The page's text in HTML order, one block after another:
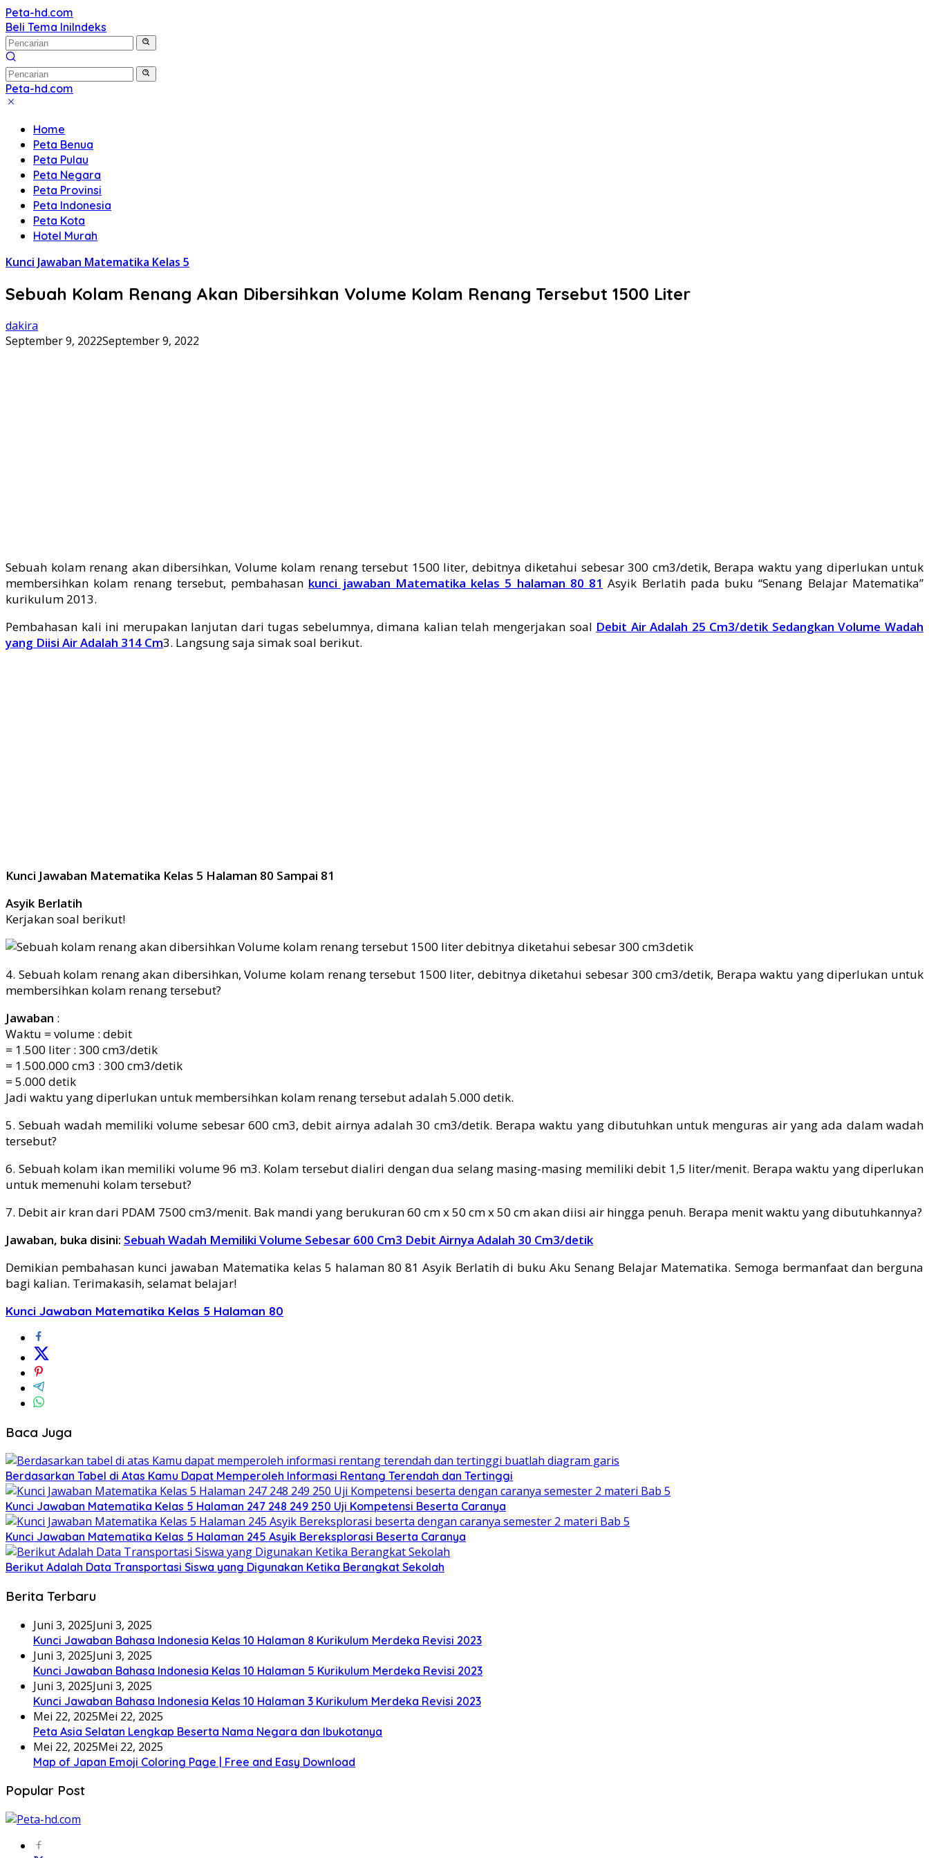
Langsung
ke
konten
Peta-hd.com
Kumpulan
Gambar
Peta
HD
Beli Tema IniIndeks
Peta-hd.com
Kumpulan
Peta
HD
Home
Peta Benua
Peta Pulau
Peta Negara
Peta Provinsi
Peta Indonesia
Peta Kota
Hotel Murah
Kunci Jawaban Matematika Kelas 5
Sebuah Kolam Renang Akan Dibersihkan Volume Kolam Renang Tersebut 1500 Liter
dakira
September 9, 2022September 9, 2022
Sebuah kolam renang akan dibersihkan, Volume kolam renang tersebut 1500 liter, debitnya diketahui sebesar 300 cm3/detik, Berapa waktu yang diperlukan untuk
membersihkan kolam renang tersebut, pembahasan kunci jawaban Matematika kelas 5 halaman 80 81 Asyik Berlatih pada buku “Senang Belajar Matematika”
kurikulum 2013.
Pembahasan kali ini merupakan lanjutan dari tugas sebelumnya, dimana kalian telah mengerjakan soal Debit Air Adalah 25 Cm3/detik Sedangkan Volume Wadah
yang Diisi Air Adalah 314 Cm3. Langsung saja simak soal berikut.
Kunci Jawaban Matematika Kelas 5 Halaman 80 Sampai 81
Asyik Berlatih
Kerjakan soal berikut!
4. Sebuah kolam renang akan dibersihkan, Volume kolam renang tersebut 1500 liter, debitnya diketahui sebesar 300 cm3/detik, Berapa waktu yang diperlukan untuk
membersihkan kolam renang tersebut?
Jawaban :
Waktu = volume : debit
= 1.500 liter : 300 cm3/detik
= 1.500.000 cm3 : 300 cm3/detik
= 5.000 detik
Jadi waktu yang diperlukan untuk membersihkan kolam renang tersebut adalah 5.000 detik.
5. Sebuah wadah memiliki volume sebesar 600 cm3, debit airnya adalah 30 cm3/detik. Berapa waktu yang dibutuhkan untuk menguras air yang ada dalam wadah
tersebut?
6. Sebuah kolam ikan memiliki volume 96 m3. Kolam tersebut dialiri dengan dua selang masing-masing memiliki debit 1,5 liter/menit. Berapa waktu yang diperlukan
untuk memenuhi kolam tersebut?
7. Debit air kran dari PDAM 7500 cm3/menit. Bak mandi yang berukuran 60 cm x 50 cm x 50 cm akan diisi air hingga penuh. Berapa menit waktu yang dibutuhkannya?
Jawaban, buka disini: Sebuah Wadah Memiliki Volume Sebesar 600 Cm3 Debit Airnya Adalah 30 Cm3/detik
Demikian pembahasan kunci jawaban Matematika kelas 5 halaman 80 81 Asyik Berlatih di buku Aku Senang Belajar Matematika. Semoga bermanfaat dan berguna
bagi kalian. Terimakasih, selamat belajar!
Kunci Jawaban Matematika Kelas 5 Halaman 80
Baca Juga
Berdasarkan Tabel di Atas Kamu Dapat Memperoleh Informasi Rentang Terendah dan Tertinggi
Kunci Jawaban Matematika Kelas 5 Halaman 247 248 249 250 Uji Kompetensi Beserta Caranya
Kunci Jawaban Matematika Kelas 5 Halaman 245 Asyik Bereksplorasi Beserta Caranya
Berikut Adalah Data Transportasi Siswa yang Digunakan Ketika Berangkat Sekolah
Berita Terbaru
Juni 3, 2025Juni 3, 2025
Kunci Jawaban Bahasa Indonesia Kelas 10 Halaman 8 Kurikulum Merdeka Revisi 2023
Juni 3, 2025Juni 3, 2025
Kunci Jawaban Bahasa Indonesia Kelas 10 Halaman 5 Kurikulum Merdeka Revisi 2023
Juni 3, 2025Juni 3, 2025
Kunci Jawaban Bahasa Indonesia Kelas 10 Halaman 3 Kurikulum Merdeka Revisi 2023
Mei 22, 2025Mei 22, 2025
Peta Asia Selatan Lengkap Beserta Nama Negara dan Ibukotanya
Mei 22, 2025Mei 22, 2025
Map of Japan Emoji Coloring Page | Free and Easy Download
Popular Post